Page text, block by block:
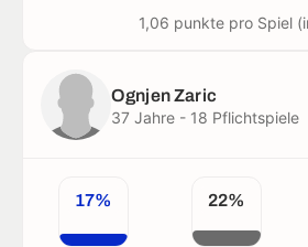
1,06 punkte pro Spiel
Ognjen Zaric
37 Jahre - 18 Pflichtspiele
17% 22%